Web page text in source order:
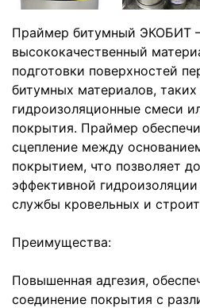
Праймер битумный ЭКОБИТ
высококачественный
подготовки поверхностей
битумных материалов,
гидроизоляционные смеси
покрытия. Праймер
сцепление между
покрытием, что позволяет
эффективной
службы кровельных и
Преимущества:
Повышенная адгезия,
соединение покрытия с